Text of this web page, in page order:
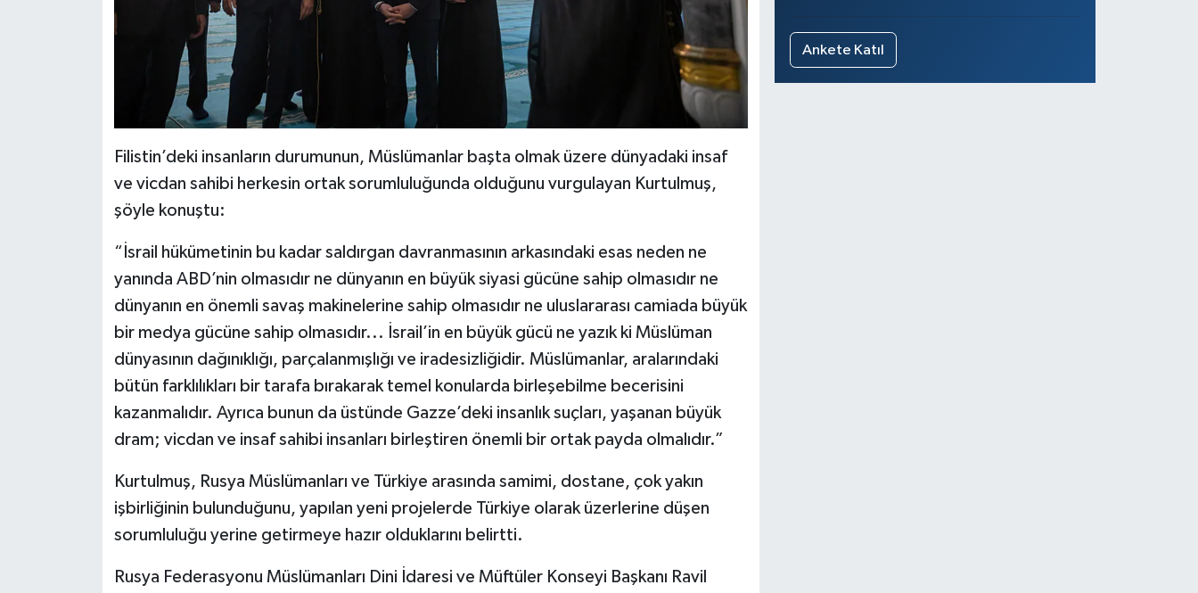
Filistin’deki insanların durumunun, Müslümanlar başta olmak üzere dünyadaki insaf
ve vicdan sahibi herkesin ortak sorumluluğunda olduğunu vurgulayan Kurtulmuş,
şöyle konuştu:
“İsrail hükümetinin bu kadar saldırgan davranmasının arkasındaki esas neden ne
yanında ABD’nin olmasıdır ne dünyanın en büyük siyasi gücüne sahip olmasıdır ne
dünyanın en önemli savaş makinelerine sahip olmasıdır ne uluslararası camiada büyük
bir medya gücüne sahip olmasıdır... İsrail’in en büyük gücü ne yazık ki Müslüman
dünyasının dağınıklığı, parçalanmışlığı ve iradesizliğidir. Müslümanlar, aralarındaki
bütün farklılıkları bir tarafa bırakarak temel konularda birleşebilme becerisini
kazanmalıdır. Ayrıca bunun da üstünde Gazze’deki insanlık suçları, yaşanan büyük
dram; vicdan ve insaf sahibi insanları birleştiren önemli bir ortak payda olmalıdır.”
Kurtulmuş, Rusya Müslümanları ve Türkiye arasında samimi, dostane, çok yakın
işbirliğinin bulunduğunu, yapılan yeni projelerde Türkiye olarak üzerlerine düşen
sorumluluğu yerine getirmeye hazır olduklarını belirtti.
Rusya Federasyonu Müslümanları Dini İdaresi ve Müftüler Konseyi Başkanı Ravil
Ankete Katıl
Hakkari Müftülüğü
İstanbul Müftülüğü
İzmir Müftülüğü
Kahramanmaraş Müftülüğü
Karabük Müftülüğü
Kars Müftülüğü
Kastamonu Müftülüğü
Kayseri Müftülüğü
Kilis Müftülüğü